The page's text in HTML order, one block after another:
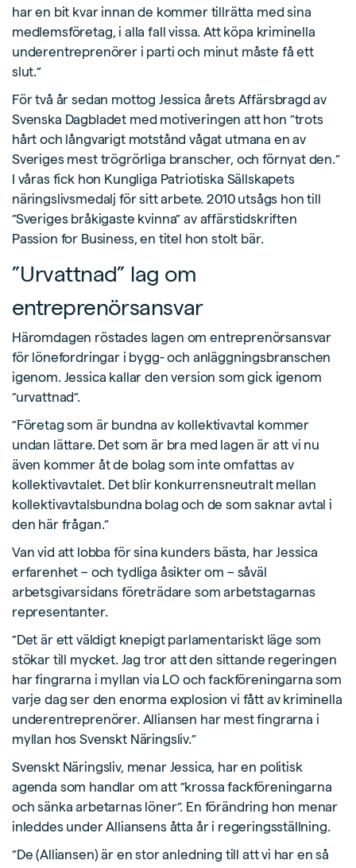
har en bit kvar innan de kommer tillrätta med sina
medlemsföretag, i alla fall vissa. Att köpa kriminella
underentreprenörer i parti och minut måste få ett
slut.”
För två år sedan mottog Jessica årets Affärsbragd av
Svenska Dagbladet med motiveringen att hon ”trots
hårt och långvarigt motstånd vågat utmana en av
Sveriges mest trögrörliga branscher, och förnyat den.”
I våras fick hon Kungliga Patriotiska Sällskapets
näringslivsmedalj för sitt arbete. 2010 utsågs hon till
”Sveriges bråkigaste kvinna” av affärstidskriften
Passion for Business, en titel hon stolt bär.
”Urvattnad” lag om
entreprenörsansvar
Häromdagen röstades lagen om entreprenörsansvar
för lönefordringar i bygg- och anläggningsbranschen
igenom. Jessica kallar den version som gick igenom
”urvattnad”.
”Företag som är bundna av kollektivavtal kommer
undan lättare. Det som är bra med lagen är att vi nu
även kommer åt de bolag som inte omfattas av
kollektivavtalet. Det blir konkurrensneutralt mellan
kollektivavtalsbundna bolag och de som saknar avtal i
den här frågan.”
Van vid att lobba för sina kunders bästa, har Jessica
erfarenhet – och tydliga åsikter om – såväl
arbetsgivarsidans företrädare som arbetstagarnas
representanter.
”Det är ett väldigt knepigt parlamentariskt läge som
stökar till mycket. Jag tror att den sittande regeringen
har fingrarna i myllan via LO och fackföreningarna som
varje dag ser den enorma explosion vi fått av kriminella
underentreprenörer. Alliansen har mest fingrarna i
myllan hos Svenskt Näringsliv.”
Svenskt Näringsliv, menar Jessica, har en politisk
agenda som handlar om att ”krossa fackföreningarna
och sänka arbetarnas löner”. En förändring hon menar
inleddes under Alliansens åtta år i regeringsställning.
”De (Alliansen) är en stor anledning till att vi har en så